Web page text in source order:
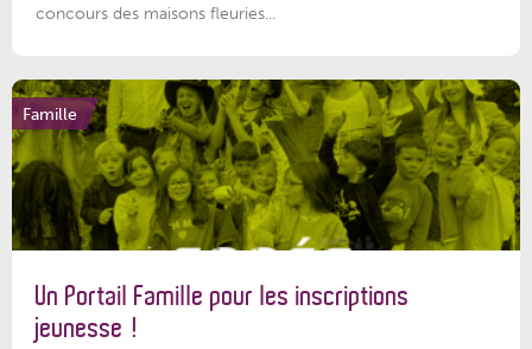
concours des maisons fleuries...
Famille
Un Portail Famille pour les inscriptions
jeunesse !